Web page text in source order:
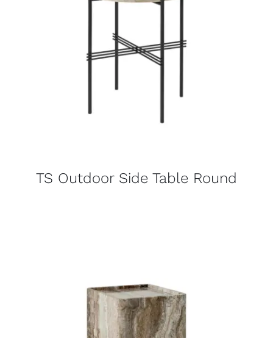
TS Outdoor Side Table Round